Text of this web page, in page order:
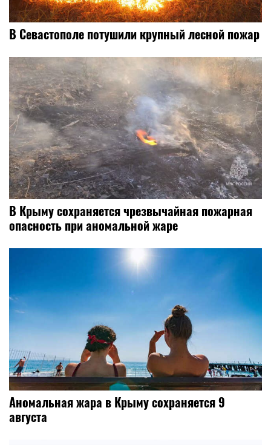
В Севастополе потушили крупный лесной пожар
В Крыму сохраняется чрезвычайная пожарная
опасность при аномальной жаре
Аномальная жара в Крыму сохраняется 9
августа